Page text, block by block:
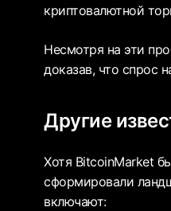
криптовалютной
Несмотря на эти
доказав, что спрос
Другие
Хотя BitcoinMarket
сформировали
включают: